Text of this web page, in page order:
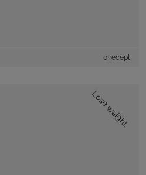
0 recept
Lose weight